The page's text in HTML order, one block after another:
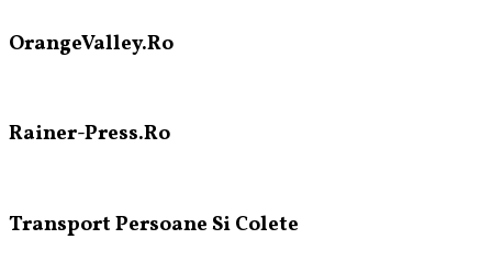
OrangeValley.Ro
Rainer-Press.Ro
Transport Persoane Si Colete